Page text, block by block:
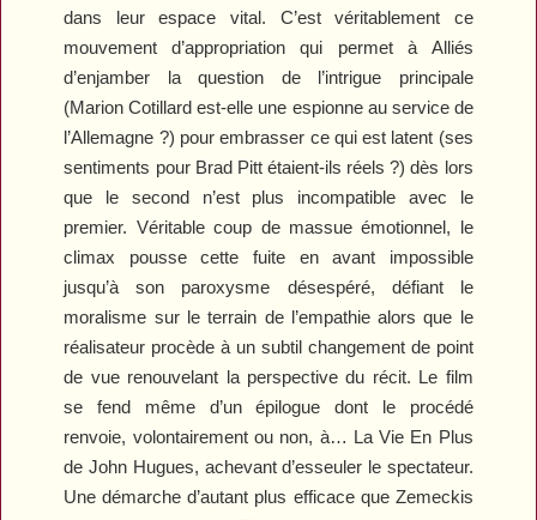
dans leur espace vital. C’est véritablement ce
mouvement d’appropriation qui permet à Alliés
d’enjamber la question de l’intrigue principale
(Marion Cotillard est-elle une espionne au service de
l’Allemagne ?) pour embrasser ce qui est latent (ses
sentiments pour Brad Pitt étaient-ils réels ?) dès lors
que le second n’est plus incompatible avec le
premier. Véritable coup de massue émotionnel, le
climax pousse cette fuite en avant impossible
jusqu’à son paroxysme désespéré, défiant le
moralisme sur le terrain de l’empathie alors que le
réalisateur procède à un subtil changement de point
de vue renouvelant la perspective du récit. Le film
se fend même d’un épilogue dont le procédé
renvoie, volontairement ou non, à… La Vie En Plus
de John Hugues, achevant d’esseuler le spectateur.
Une démarche d’autant plus efficace que Zemeckis